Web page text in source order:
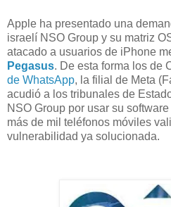
Apple ha presentado una
israelí NSO Group y su matriz
atacado a usuarios de iPhone
Pegasus. De esta forma los de
de WhatsApp, la filial de Meta
acudió a los tribunales de
NSO Group por usar su
más de mil teléfonos móviles
vulnerabilidad ya solucionada.